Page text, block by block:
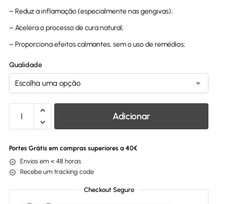
– Reduz a inflamação (especialmente nas gengivas);
– Acelera o processo de cura natural;
– Proporciona efeitos calmantes, sem o uso de remédios;
Qualidade
Adicionar
Portes Grátis em compras superiores a 40€
Envios em < 48 horas
Recebe um tracking code
Checkout Seguro